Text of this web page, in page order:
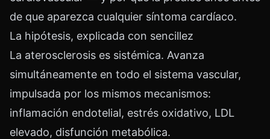
de que aparezca cualquier síntoma cardíaco.
La hipótesis, explicada con sencillez
La aterosclerosis es sistémica. Avanza
simultáneamente en todo el sistema vascular,
impulsada por los mismos mecanismos:
inflamación endotelial, estrés oxidativo, LDL
elevado, disfunción metabólica.